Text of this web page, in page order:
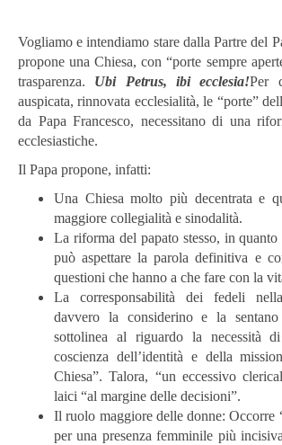
Vogliamo e intendiamo stare dalla Partre del
propone una Chiesa, con “porte sempre
trasparenza. Ubi Petrus, ibi ecclesia!Per
auspicata, rinnovata ecclesialità, le “porte”
da Papa Francesco, necessitano di una
ecclesiastiche.
Il Papa propone, infatti:
Una Chiesa molto più decentrata e
maggiore collegialità e sinodalità.
La riforma del papato stesso, in quanto
può aspettare la parola definitiva e
questioni che hanno a che fare con la
La corresponsabilità dei fedeli
davvero la considerino e la
sottolinea al riguardo la necessità
coscienza dell’identità e della
Chiesa”. Talora, “un eccessivo
laici “al margine delle decisioni”.
Il ruolo maggiore delle donne: Occorre
per una presenza femminile più